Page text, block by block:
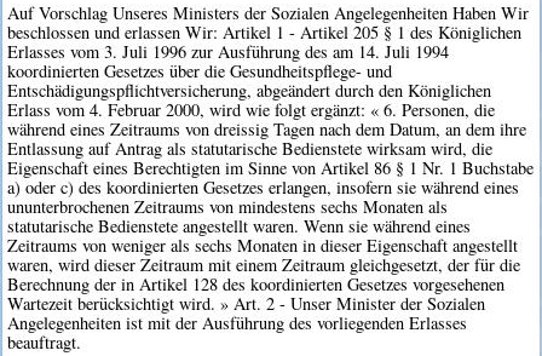
Auf Vorschlag Unseres Ministers der Sozialen Angelegenheiten Haben Wir
beschlossen und erlassen Wir: Artikel 1 - Artikel 205 § 1 des Königlichen
Erlasses vom 3. Juli 1996 zur Ausführung des am 14. Juli 1994
koordinierten Gesetzes über die Gesundheitspflege- und
Entschädigungspflichtversicherung, abgeändert durch den Königlichen
Erlass vom 4. Februar 2000, wird wie folgt ergänzt: « 6. Personen, die
während eines Zeitraums von dreissig Tagen nach dem Datum, an dem ihre
Entlassung auf Antrag als statutarische Bedienstete wirksam wird, die
Eigenschaft eines Berechtigten im Sinne von Artikel 86 § 1 Nr. 1 Buchstabe
a) oder c) des koordinierten Gesetzes erlangen, insofern sie während eines
ununterbrochenen Zeitraums von mindestens sechs Monaten als
statutarische Bedienstete angestellt waren. Wenn sie während eines
Zeitraums von weniger als sechs Monaten in dieser Eigenschaft angestellt
waren, wird dieser Zeitraum mit einem Zeitraum gleichgesetzt, der für die
Berechnung der in Artikel 128 des koordinierten Gesetzes vorgesehenen
Wartezeit berücksichtigt wird. » Art. 2 - Unser Minister der Sozialen
Angelegenheiten ist mit der Ausführung des vorliegenden Erlasses
beauftragt.